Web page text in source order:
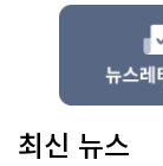
최신 뉴스